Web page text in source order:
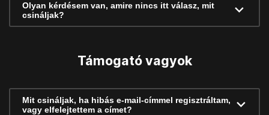
Olyan kérdésem van, amire nincs itt válasz, mit
csináljak?
Támogató vagyok
Mit csináljak, ha hibás e-mail-címmel regisztráltam,
vagy elfelejtettem a címet?